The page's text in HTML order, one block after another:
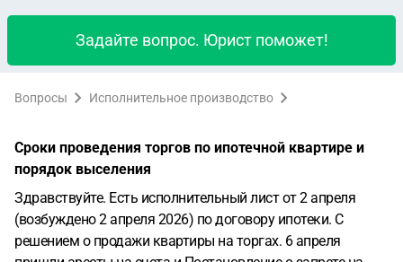
Задайте вопрос. Юрист поможет!
Вопросы Исполнительное производство
Сроки проведения торгов по ипотечной квартире и
порядок выселения
Здравствуйте. Есть исполнительный лист от 2 апреля
(возбуждено 2 апреля 2026) по договору ипотеки. С
решением о продажи квартиры на торгах. 6 апреля